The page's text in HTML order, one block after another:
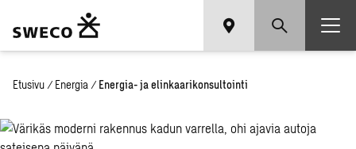
Etusivu / Energia / Energia- ja elinkaarikonsultointi